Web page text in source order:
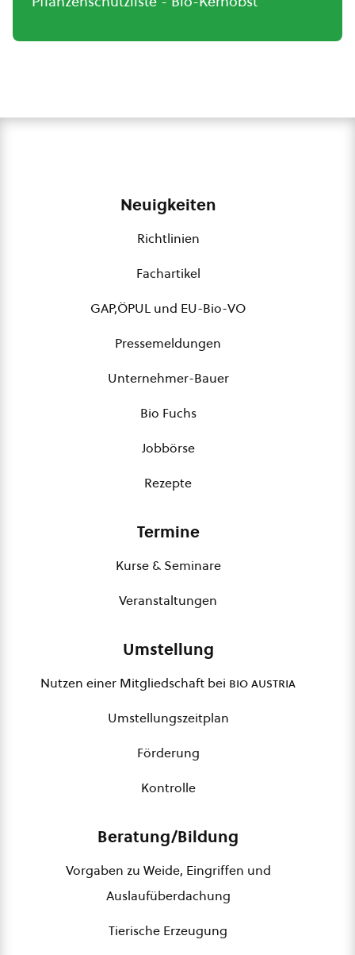
Neuigkeiten
Richtlinien
Fachartikel
GAP,ÖPUL und EU-Bio-VO
Pressemeldungen
Unternehmer-Bauer
Bio Fuchs
Jobbörse
Rezepte
Termine
Kurse & Seminare
Veranstaltungen
Umstellung
Nutzen einer Mitgliedschaft bei bio austria
Umstellungszeitplan
Förderung
Kontrolle
Beratung/Bildung
Vorgaben zu Weide, Eingriffen und
Auslaufüberdachung
Tierische Erzeugung